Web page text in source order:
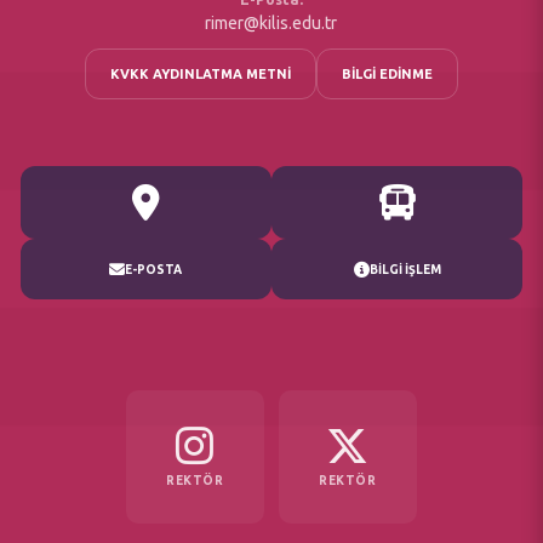
E-POSTA BİLGİ İŞLEM
rimer@kilis.edu.tr
KVKK AYDINLATMA METNİ BİLGİ EDİNME
REKTÖR REKTÖR